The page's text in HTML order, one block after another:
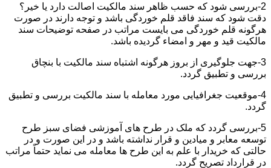
2-بررسی شود که حسب ظاهر سند مالکیت اصالت دارد یا خیر؟
دقت شود که سند فاقد قلم خوردگی باشد و توجه دارند در صورت
هرگونه قلم خوردگی می بایست مراتب در صفحه توضیحات سند
مالکیت قید و مهر و امضاء گردیده باشد.
3-جهت جلوگیری از بروز هرگونه اشتباه سند مالکیت با بنچاق
بررسی و تطبیق گردد.
4-موقعیت جغرافیایی مورد معامله با سند مالکیت بررسی و تطبیق
گردد.
5-بررسی گردد که ملک در طرح های آموزشی فضای سبز طرح
توسعه معابر و میادین و قرار نداشته باشد و در این صورت و در
حالتی که خریدار با علم به این طرح ها معامله می نماید حتماً مراتب
در قرارداد تصریح گردد.